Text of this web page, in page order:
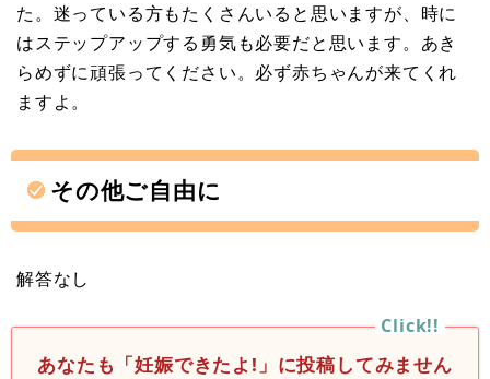
た。迷っている方もたくさんいると思いますが、時に
はステップアップする勇気も必要だと思います。あき
らめずに頑張ってください。必ず赤ちゃんが来てくれ
ますよ。
その他ご自由に
解答なし
あなたも「妊娠できたよ!」に投稿してみません